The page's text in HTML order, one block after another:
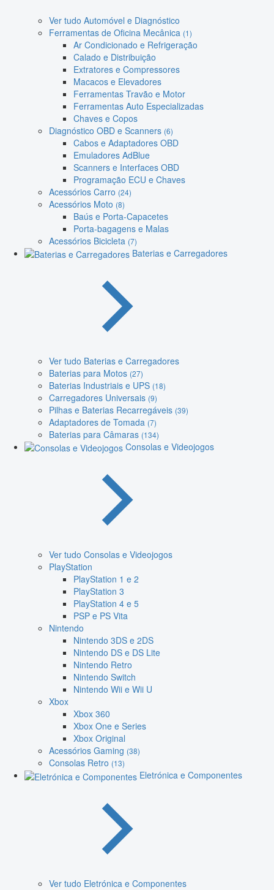
Ver tudo Automóvel e Diagnóstico
Ferramentas de Oficina Mecânica (1)
Ar Condicionado e Refrigeração
Calado e Distribuição
Extratores e Compressores
Macacos e Elevadores
Ferramentas Travão e Motor
Ferramentas Auto Especializadas
Chaves e Copos
Diagnóstico OBD e Scanners (6)
Cabos e Adaptadores OBD
Emuladores AdBlue
Scanners e Interfaces OBD
Programação ECU e Chaves
Acessórios Carro (24)
Acessórios Moto (8)
Baús e Porta-Capacetes
Porta-bagagens e Malas
Acessórios Bicicleta (7)
Baterias e Carregadores
Ver tudo Baterias e Carregadores
Baterias para Motos (27)
Baterias Industriais e UPS (18)
Carregadores Universais (9)
Pilhas e Baterias Recarregáveis (39)
Adaptadores de Tomada (7)
Baterias para Câmaras (134)
Consolas e Videojogos
Ver tudo Consolas e Videojogos
PlayStation
PlayStation 1 e 2
PlayStation 3
PlayStation 4 e 5
PSP e PS Vita
Nintendo
Nintendo 3DS e 2DS
Nintendo DS e DS Lite
Nintendo Retro
Nintendo Switch
Nintendo Wii e Wii U
Xbox
Xbox 360
Xbox One e Series
Xbox Original
Acessórios Gaming (38)
Consolas Retro (13)
Eletrónica e Componentes
Ver tudo Eletrónica e Componentes